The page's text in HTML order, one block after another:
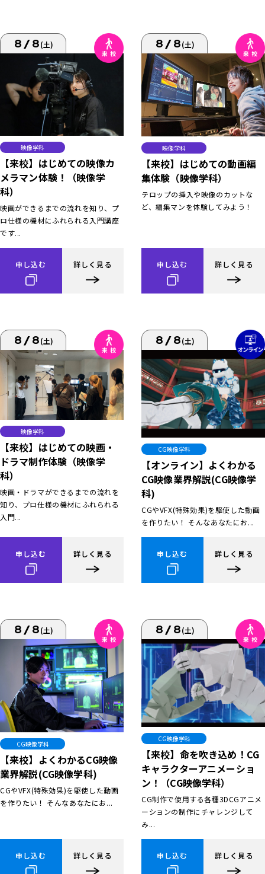
8/8(土)
映像学科
【来校】はじめての映像カ
メラマン体験！（映像学
科）
映画ができるまでの流れを知り、プ
ロ仕様の機材にふれられる入門講座
です...
申し込む 詳しく見る
8/8(土)
映像学科
【来校】はじめての動画編
集体験（映像学科）
テロップの挿入や映像のカットな
ど、編集マンを体験してみよう！
申し込む 詳しく見る
8/8(土)
映像学科
【来校】はじめての映画・
ドラマ制作体験（映像学
科）
映画・ドラマができるまでの流れを
知り、プロ仕様の機材にふれられる
入門...
申し込む 詳しく見る
8/8(土)
CG映像学科
【オンライン】よくわかる
CG映像業界解説(CG映像学
科)
CGやVFX(特殊効果)を駆使した動画
を作りたい！ そんなあなたにお...
申し込む 詳しく見る
8/8(土)
CG映像学科
【来校】よくわかるCG映像
業界解説(CG映像学科)
CGやVFX(特殊効果)を駆使した動画
を作りたい！ そんなあなたにお...
申し込む 詳しく見る
8/8(土)
CG映像学科
【来校】命を吹き込め！CG
キャラクターアニメーショ
ン！（CG映像学科）
CG制作で使用する各種3DCGアニメ
ーションの制作にチャレンジして
み...
申し込む 詳しく見る